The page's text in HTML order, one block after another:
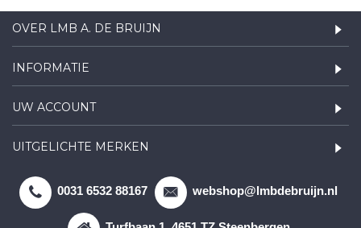
OVER LMB A. DE BRUIJN
INFORMATIE
UW ACCOUNT
UITGELICHTE MERKEN
0031 6532 88167 webshop@lmbdebruijn.nl